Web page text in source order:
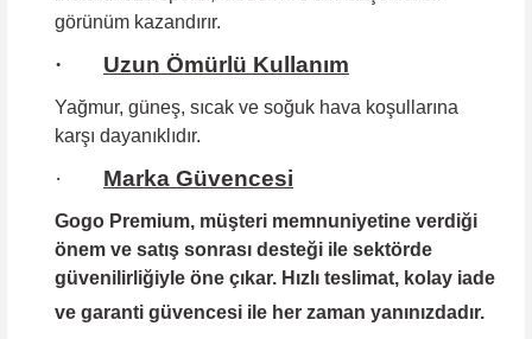
görünüm kazandırır.
· Uzun Ömürlü Kullanım
Yağmur, güneş, sıcak ve soğuk hava koşullarına
karşı dayanıklıdır.
· Marka Güvencesi
Gogo Premium, müşteri memnuniyetine verdiği
önem ve satış sonrası desteği ile sektörde
güvenilirliğiyle öne çıkar. Hızlı teslimat, kolay iade
ve garanti güvencesi ile her zaman yanınızdadır.